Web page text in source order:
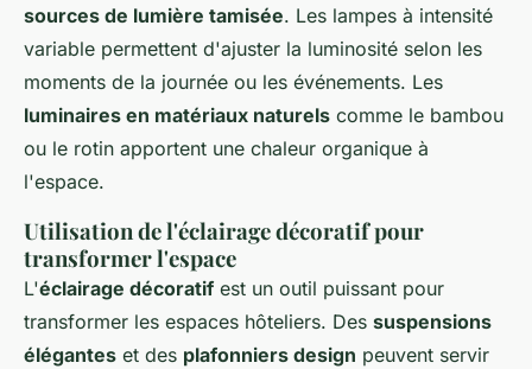
sources de lumière tamisée. Les lampes à intensité
variable permettent d'ajuster la luminosité selon les
moments de la journée ou les événements. Les
luminaires en matériaux naturels comme le bambou
ou le rotin apportent une chaleur organique à
l'espace.
Utilisation de l'éclairage décoratif pour
transformer l'espace
L'éclairage décoratif est un outil puissant pour
transformer les espaces hôteliers. Des suspensions
élégantes et des plafonniers design peuvent servir